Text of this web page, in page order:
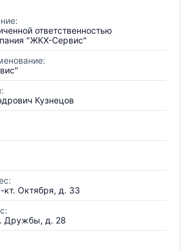
ответственностью
"ЖКХ-Сервис"
Кузнецов
кт. Октября, д. 33
Дружбы, д. 28